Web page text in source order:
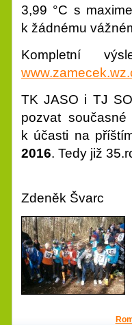
3,99 °C s
k žádnému
Kompletní
TK JASO i TJ
pozvat
k účasti na
2016. Tedy již
Zdeněk Švarc